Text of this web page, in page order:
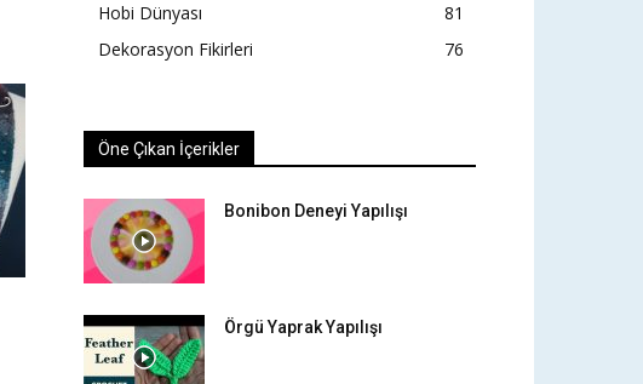
Hobi Dünyası
81
Dekorasyon Fikirleri
76
Öne Çıkan İçerikler
Bonibon Deneyi Yapılışı
Örgü Yaprak Yapılışı